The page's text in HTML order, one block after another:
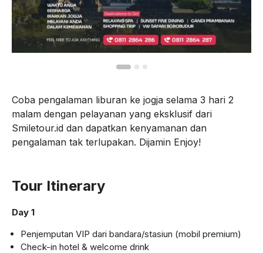
Coba pengalaman liburan ke jogja selama 3 hari 2
malam dengan pelayanan yang eksklusif dari
Smiletour.id dan dapatkan kenyamanan dan
pengalaman tak terlupakan. Dijamin Enjoy!
Tour Itinerary
Day 1
Penjemputan VIP dari bandara/stasiun (mobil premium)
Check-in hotel & welcome drink